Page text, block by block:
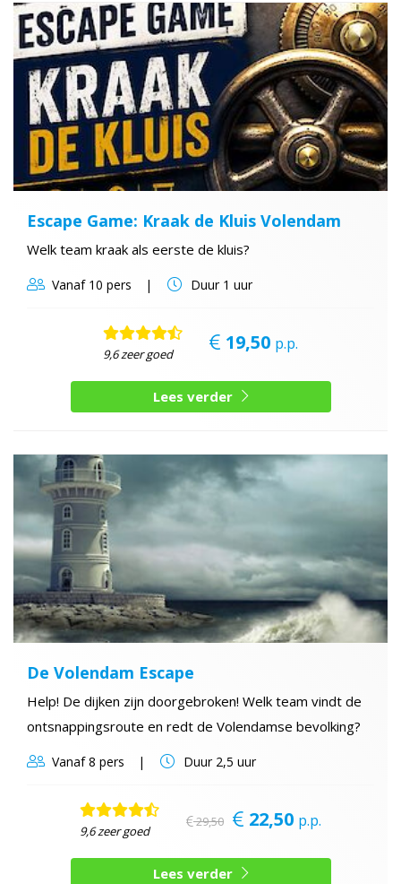
Escape Game: Kraak de Kluis Volendam
Welk team kraak als eerste de kluis?
Vanaf10 pers Duur1 uur
9,6 zeer goed 19,50 p.p.
Lees verder
De Volendam Escape
Help! De dijken zijn doorgebroken! Welk team vindt de
ontsnappingsroute en redt de Volendamse bevolking?
Vanaf8 pers Duur2,5 uur
9,6 zeer goed
29,50 22,50 p.p.
Lees verder